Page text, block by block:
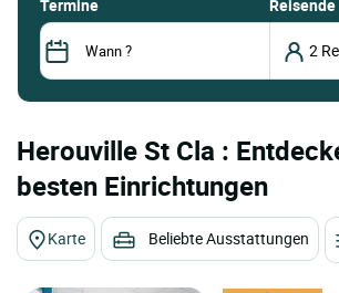
termine Reisende
Herouville St Cla :
besten Einrichtungen
Karte Beliebte Ausstattungen